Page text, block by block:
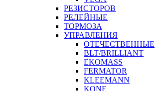
РЕЗИСТОРОВ
РЕЛЕЙНЫЕ
ТОРМОЗА
УПРАВЛЕНИЯ
ОТЕЧЕСТВЕННЫЕ
BLT/BRILLIANT
EKOMASS
FERMATOR
KLEEMANN
KONE